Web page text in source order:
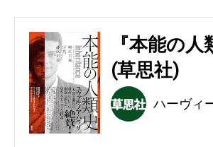
『本能の
(草思社)
ハーヴィ